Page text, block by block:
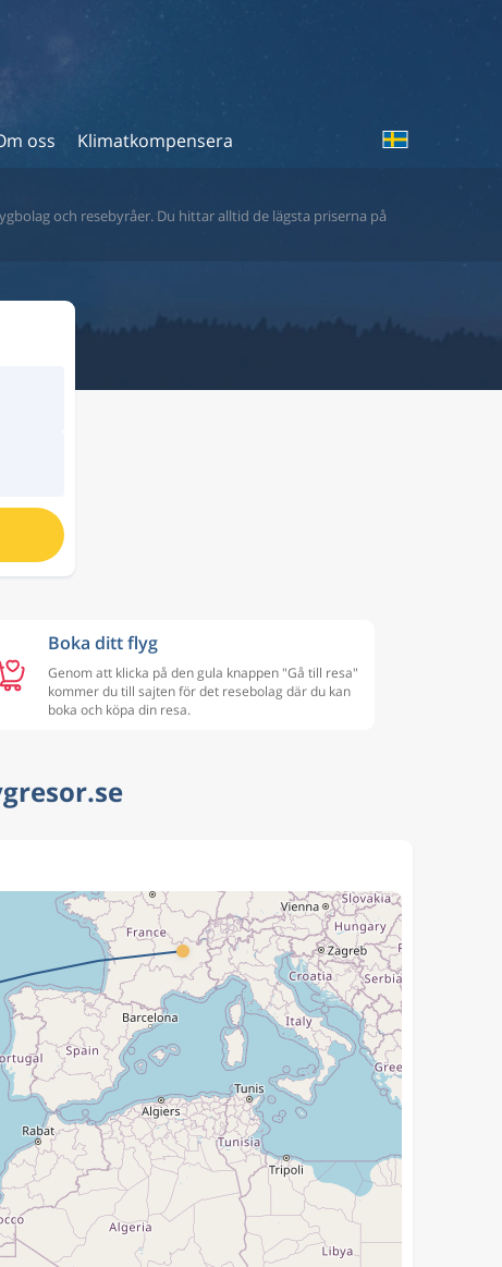
oss Klimatkompensera
och resebyråer. Du hittar alltid de lägsta priserna på
Boka ditt flyg
Genom att klicka på den gula knappen "Gå till resa"
kommer du till sajten för det resebolag där du kan
boka och köpa din resa.